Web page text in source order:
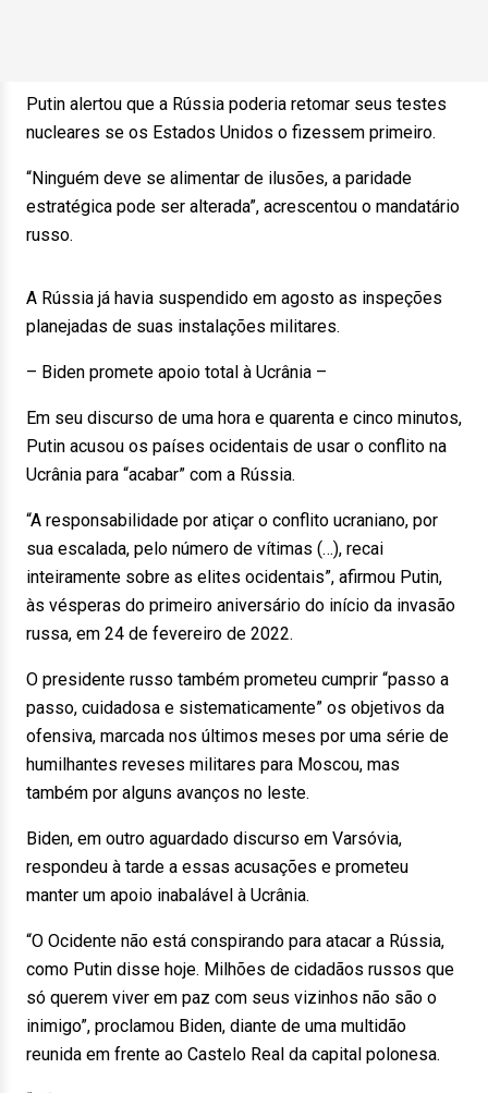
Putin alertou que a Rússia poderia retomar seus testes
nucleares se os Estados Unidos o fizessem primeiro.
“Ninguém deve se alimentar de ilusões, a paridade
estratégica pode ser alterada”, acrescentou o mandatário
russo.
A Rússia já havia suspendido em agosto as inspeções
planejadas de suas instalações militares.
– Biden promete apoio total à Ucrânia –
Em seu discurso de uma hora e quarenta e cinco minutos,
Putin acusou os países ocidentais de usar o conflito na
Ucrânia para “acabar” com a Rússia.
“A responsabilidade por atiçar o conflito ucraniano, por
sua escalada, pelo número de vítimas (…), recai
inteiramente sobre as elites ocidentais”, afirmou Putin,
às vésperas do primeiro aniversário do início da invasão
russa, em 24 de fevereiro de 2022.
O presidente russo também prometeu cumprir “passo a
passo, cuidadosa e sistematicamente” os objetivos da
ofensiva, marcada nos últimos meses por uma série de
humilhantes reveses militares para Moscou, mas
também por alguns avanços no leste.
Biden, em outro aguardado discurso em Varsóvia,
respondeu à tarde a essas acusações e prometeu
manter um apoio inabalável à Ucrânia.
“O Ocidente não está conspirando para atacar a Rússia,
como Putin disse hoje. Milhões de cidadãos russos que
só querem viver em paz com seus vizinhos não são o
inimigo”, proclamou Biden, diante de uma multidão
reunida em frente ao Castelo Real da capital polonesa.